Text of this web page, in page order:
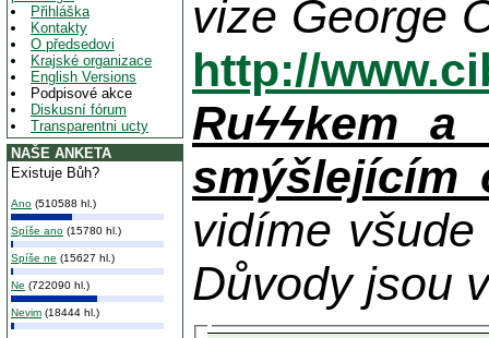
Přihláška
Kontakty
O předsedovi
Krajské organizace
English Versions
Podpisové akce
Diskusní fórum
Transparentni ucty
NAŠE ANKETA
Existuje Bůh?
Ano (510588 hl.)
Spíše ano (15780 hl.)
Spíše ne (15627 hl.)
Ne (722090 hl.)
Nevim (18444 hl.)
vize George
http://
Ruϟϟkem
smýšlejícím
vidíme
Důvody jsou